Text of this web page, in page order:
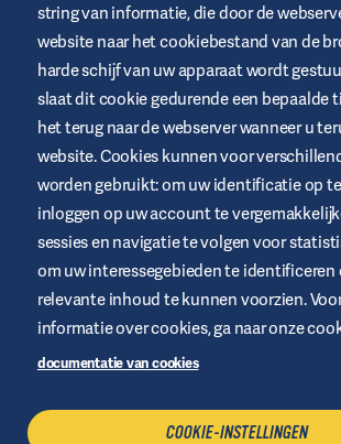
Deze website wordt door Air Liquide
mensen met diabetes op te leiden en te
alleen ter informatie en komt niet in de
aanbevelingen. Vraag altijd advies aan een
Website voorwaarden
Privacybeleid
Cookies
Juridische kennisgeving
Sitemap
Beheer Cookies
string van informatie, die door de
website naar het cookiebestand van de
harde schijf van uw apparaat wordt
slaat dit cookie gedurende een bepaalde
het terug naar de webserver wanneer u
website. Cookies kunnen voor
worden gebruikt: om uw identificatie op
inloggen op uw account te
sessies en navigatie te volgen voor
om uw interessegebieden te identificeren
relevante inhoud te kunnen voorzien.
informatie over cookies, ga naar onze
documentatie van cookies
COOKIE-INSTELLINGEN